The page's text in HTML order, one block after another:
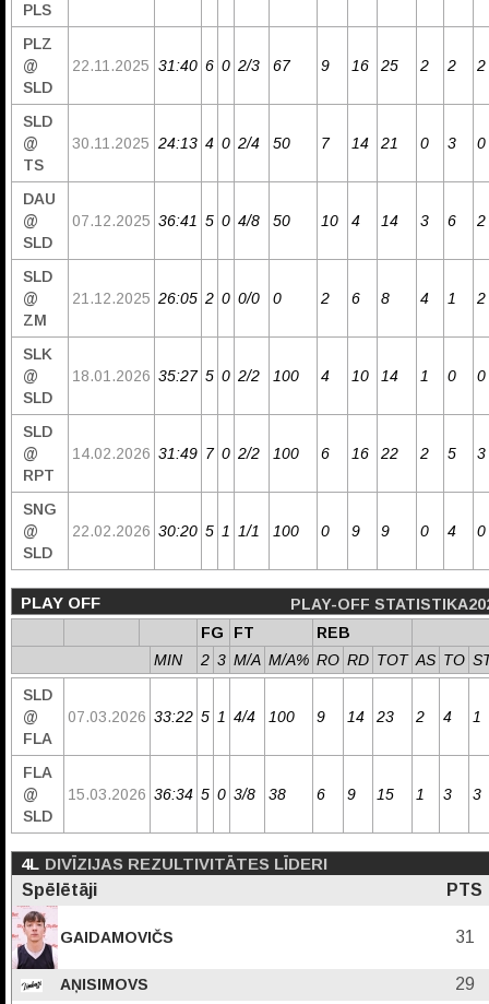
PLS
PLZ
@
SLD
22.11.2025 31:40 6 0 2/3 67 9 16 25 2 2 2
SLD
@
TS
30.11.2025 24:13 4 0 2/4 50 7 14 21 0 3 0
DAU
@
SLD
07.12.2025 36:41 5 0 4/8 50 10 4 14 3 6 2
SLD
@
ZM
21.12.2025 26:05 2 0 0/0 0 2 6 8 4 1 2
SLK
@
SLD
18.01.2026 35:27 5 0 2/2 100 4 10 14 1 0 0
SLD
@
RPT
14.02.2026 31:49 7 0 2/2 100 6 16 22 2 5 3
SNG
@
SLD
22.02.2026 30:20 5 1 1/1 100 0 9 9 0 4 0
PLAY OFF
PLAY-OFF
FG
FT
REB
MIN
2 3 M/A M/A% RO RD TOT AS TO
SLD
@
FLA
07.03.2026 33:22 5 1 4/4 100 9 14 23 2 4 1
FLA
@
SLD
15.03.2026 36:34 5 0 3/8 38 6 9 15 1 3 3
4L DIVĪZIJAS REZULTIVITĀTES LĪDERI
Spēlētāji
PTS
GAIDAMOVIČS 31
AŅISIMOVS 29